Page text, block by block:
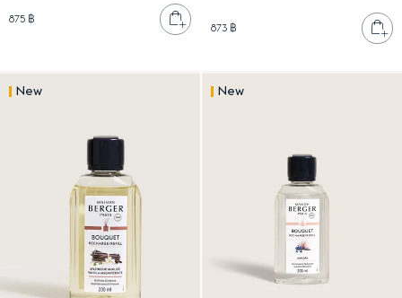
875 ฿ เพิ่มลงตะกร้า
873 ฿ เ
New New